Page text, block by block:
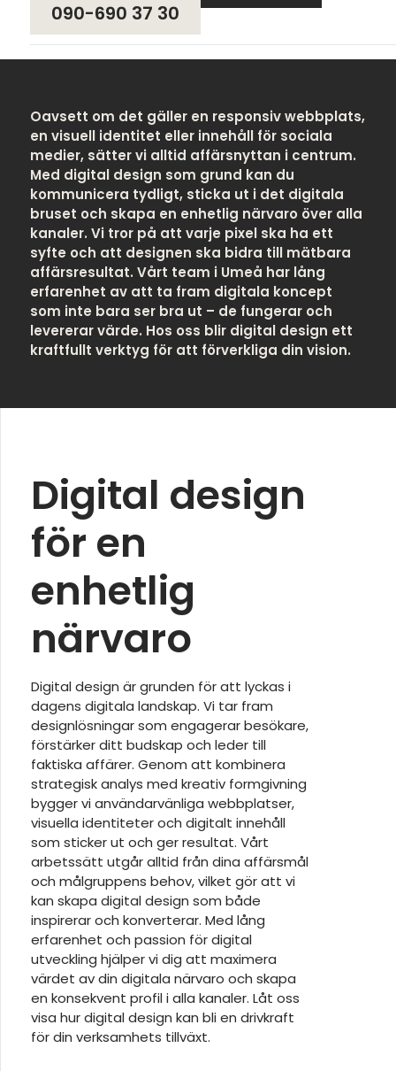
090-690 37 30
Oavsett om det gäller en responsiv webbplats,
en visuell identitet eller innehåll för sociala
medier, sätter vi alltid affärsnyttan i centrum.
Med digital design som grund kan du
kommunicera tydligt, sticka ut i det digitala
bruset och skapa en enhetlig närvaro över alla
kanaler. Vi tror på att varje pixel ska ha ett
syfte och att designen ska bidra till mätbara
affärsresultat. Vårt team i Umeå har lång
erfarenhet av att ta fram digitala koncept
som inte bara ser bra ut – de fungerar och
levererar värde. Hos oss blir digital design ett
kraftfullt verktyg för att förverkliga din vision.
Digital design
för en
enhetlig
närvaro
Digital design är grunden för att lyckas i
dagens digitala landskap. Vi tar fram
designlösningar som engagerar besökare,
förstärker ditt budskap och leder till
faktiska affärer. Genom att kombinera
strategisk analys med kreativ formgivning
bygger vi användarvänliga webbplatser,
visuella identiteter och digitalt innehåll
som sticker ut och ger resultat. Vårt
arbetssätt utgår alltid från dina affärsmål
och målgruppens behov, vilket gör att vi
kan skapa digital design som både
inspirerar och konverterar. Med lång
erfarenhet och passion för digital
utveckling hjälper vi dig att maximera
värdet av din digitala närvaro och skapa
en konsekvent profil i alla kanaler. Låt oss
visa hur digital design kan bli en drivkraft
för din verksamhets tillväxt.